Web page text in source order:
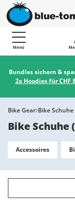
Menü
Bundles sichern &
2x Hoodies für CHF
Bike Gear Bike Schuhe
Bike Schuhe(
Accessoires